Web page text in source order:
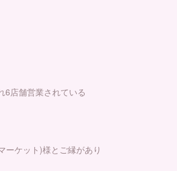
6店舗営業されている
ーケット)様とご縁があり